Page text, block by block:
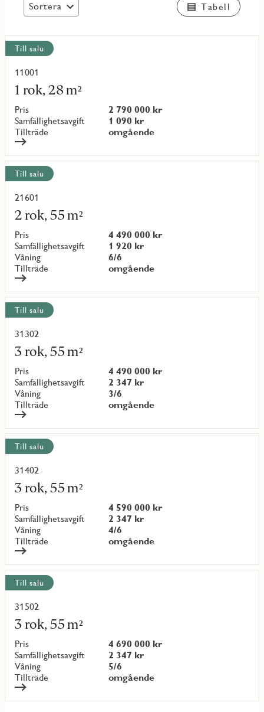
Sortera Tabell
Visa
alla
objekt
Till salu
11001
1 rok, 28 m²
Pris
2 790 000 kr
Samfällighetsavgift
1 090 kr
Tillträde
omgående
Läs
mer
om
objekt
{objectNumber}
Till salu
21601
2 rok, 55 m²
Pris
4 490 000 kr
Samfällighetsavgift
1 920 kr
Våning
6/6
Tillträde
omgående
Läs
mer
om
objekt
{objectNumber}
Till salu
31302
3 rok, 55 m²
Pris
4 490 000 kr
Samfällighetsavgift
2 347 kr
Våning
3/6
Tillträde
omgående
Läs
mer
om
objekt
{objectNumber}
Till salu
31402
3 rok, 55 m²
Pris
4 590 000 kr
Samfällighetsavgift
2 347 kr
Våning
4/6
Tillträde
omgående
Läs
mer
om
objekt
{objectNumber}
Till salu
31502
3 rok, 55 m²
Pris
4 690 000 kr
Samfällighetsavgift
2 347 kr
Våning
5/6
Tillträde
omgående
Läs
mer
om
objekt
{objectNumber}